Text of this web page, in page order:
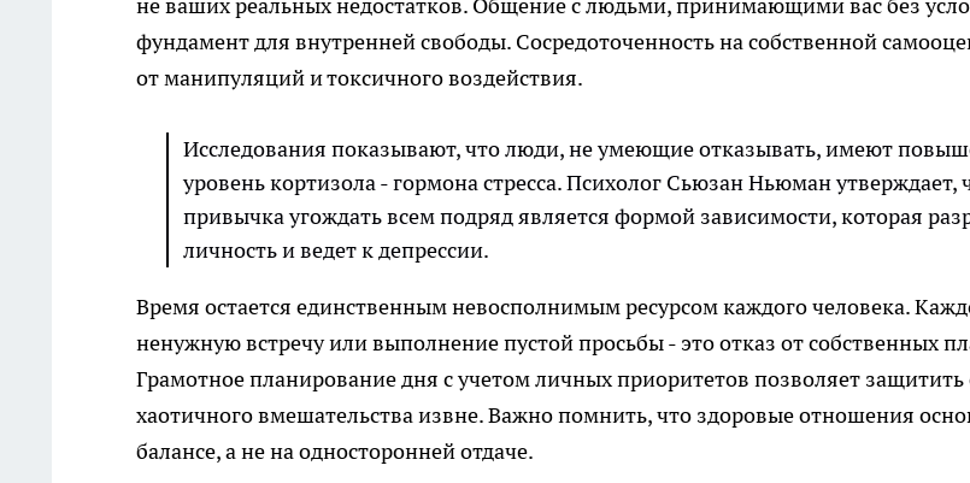
не ваших реальных недостатков. Общение с людьми, принимающими вас без
фундамент для внутренней свободы. Сосредоточенность на собственной
от манипуляций и токсичного воздействия.
Исследования показывают, что люди, не умеющие отказывать, имеют
уровень кортизола - гормона стресса. Психолог Сьюзан Ньюман утверждает,
привычка угождать всем подряд является формой зависимости, которая
личность и ведет к депрессии.
Время остается единственным невосполнимым ресурсом каждого человека.
ненужную встречу или выполнение пустой просьбы - это отказ от собственных
Грамотное планирование дня с учетом личных приоритетов позволяет
хаотичного вмешательства извне. Важно помнить, что здоровые отношения
балансе, а не на односторонней отдаче.